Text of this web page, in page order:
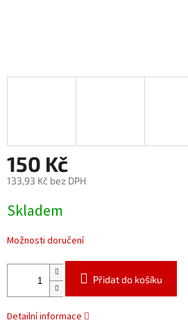
150 Kč
133,93 Kč bez DPH
cena:
Skladem
Možnosti doručení
Přidat do košíku
Detailní informace